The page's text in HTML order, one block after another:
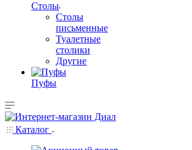
Столы
Столы
письменные
Туалетные
столики
Другие
Пуфы
Каталог